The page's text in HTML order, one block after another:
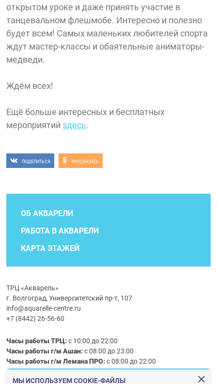
открытом уроке и даже принять участие в
танцевальном флешмобе. Интересно и полезно
будет всем! Самых маленьких любителей спорта
ждут мастер-классы и обаятельные аниматоры-
медведи.
Ждём всех!
Ещё больше интересных и бесплатных
мероприятийздесь.
ПОДЕЛИТЬСЯ РАССКАЗАТЬ
ОБ АКВАРЕЛИ
РАБОТА В АКВАРЕЛИ
КАРТА ЭТАЖЕЙ
ТРЦ «Акварель»
г. Волгоград, Университетский пр-т, 107
info@aquarelle-centre.ru
+7 (8442) 26-56-60
Часы работы ТРЦ:с 10:00 до 22:00
Часы работы г/м Ашан:с 08:00 до 23:00
Часы работыг/мЛемана ПРО:с 08:00 до 22:00
МЫ ИСПОЛЬЗУЕМ COOKIE-ФАЙЛЫ